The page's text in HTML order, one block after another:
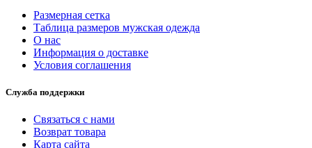
Размерная сетка
Таблица размеров мужская одежда
О нас
Информация о доставке
Условия соглашения
Служба поддержки
Связаться с нами
Возврат товара
Карта сайта